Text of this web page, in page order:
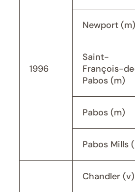
1996
Newport (m)
Saint-
François-
Pabos (m)
Pabos (m)
Pabos Mills
Chandler (v)